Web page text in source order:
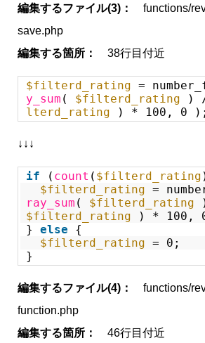
編集するファイル(3)：
functions/
save.php
編集する箇所：
38行目付近
$filterd_rating =
y_sum ( $filterd_rating )
lterd_rating
) * 100, 0 );
↓↓↓
if ( count ( $filterd_rating
$filterd_rating =
ray_sum ( $filterd_rating
$filterd_rating
) * 100,
} else
{
$filterd_rating = 0;
}
編集するファイル(4)：
functions/
function.php
編集する箇所：
46行目付近